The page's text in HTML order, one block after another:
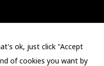
ok, just click "Accept
of cookies you want by